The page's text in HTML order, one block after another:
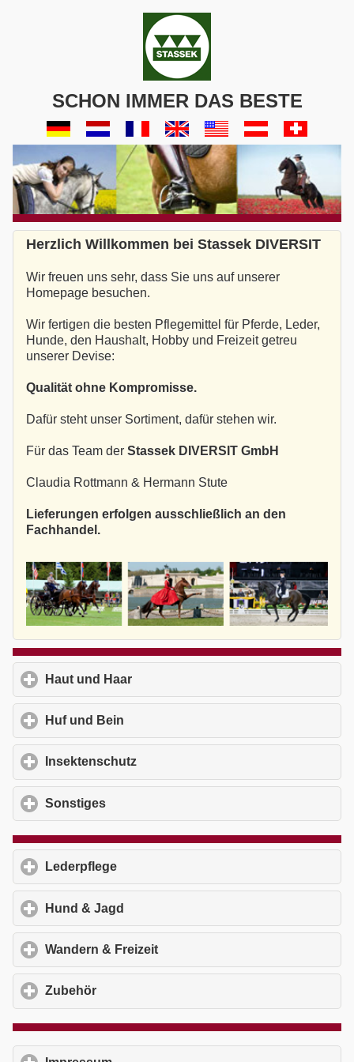
SCHON IMMER DAS BESTE
Herzlich Willkommen bei Stassek DIVERSIT
Wir freuen uns sehr, dass Sie uns auf unserer
Homepage besuchen.
Wir fertigen die besten Pflegemittel für Pferde, Leder,
Hunde, den Haushalt, Hobby und Freizeit getreu
unserer Devise:
Qualität ohne Kompromisse.
Dafür steht unser Sortiment, dafür stehen wir.
Für das Team der Stassek DIVERSIT GmbH
Claudia Rottmann & Hermann Stute
Lieferungen erfolgen ausschließlich an den
Fachhandel.
Haut und Haar
Huf und Bein
Insektenschutz
Sonstiges
Lederpflege
Hund & Jagd
Wandern & Freizeit
Zubehör